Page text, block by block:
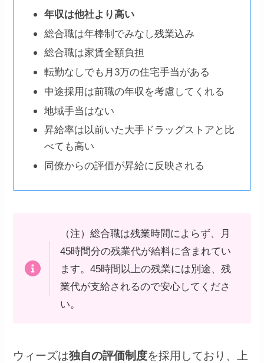
年収は他社より高い
総合職は年棒制でみなし残業込み
総合職は家賃全額負担
転勤なしでも月3万の住宅手当がある
中途採用は前職の年収を考慮してくれる
地域手当はない
昇給率は以前いた大手ドラッグストアと比
べても高い
同僚からの評価が昇給に反映される
（注）総合職は残業時間によらず、月
45時間分の残業代が給料に含まれてい
ます。45時間以上の残業には別途、残
業代が支給されるので安心してくださ
い。
ウィーズは独自の評価制度を採用しており、上